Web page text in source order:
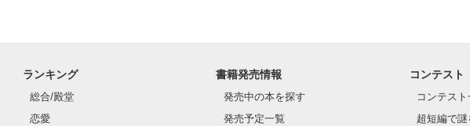
クラス替えをして隣の席になったのは────
ランキング
総合/殿堂
恋愛
書籍発売情報
発売中の本を探す
発売予定一覧
コンテスト
コンテス
超短編で